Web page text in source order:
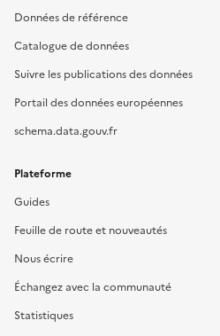
Données de référence
Catalogue de données
Suivre les publications des données
Portail des données européennes
schema.data.gouv.fr
Plateforme
Guides
Feuille de route et nouveautés
Nous écrire
Échangez avec la communauté
Statistiques